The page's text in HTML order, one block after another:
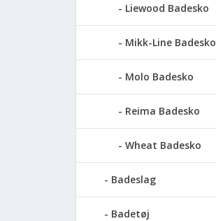
Liewood Badesko
Mikk-Line Badesko
Molo Badesko
Reima Badesko
Wheat Badesko
Badeslag
Badetøj